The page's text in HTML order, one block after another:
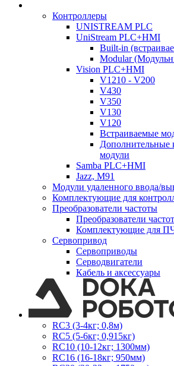
Контроллеры
UNISTREAM PLC
UniStream PLC+HMI
Built-in
Modular
Vision PLC+HMI
V1210 - V200
V430
V350
V130
V120
Встраиваемые
модули
Samba PLC+HMI
Jazz, M91
Модули удаленного ввода/
Комплектующие для
Преобразователи частоты
Преобразователи
Комплектующие для
Сервопривод
Сервоприводы
Серводвигатели
Кабель и аксессуары
RC3 (3-4кг; 0,8м)
RC5 (5-6кг; 0,915кг)
RC10 (10-12кг; 1300мм)
RC16 (16-18кг; 950мм)